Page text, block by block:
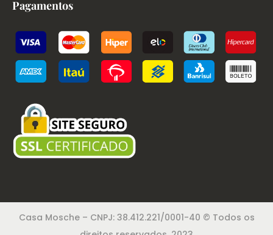
Pagamentos
Casa Mosche – CNPJ: 38.412.221/0001-40 © Todos os